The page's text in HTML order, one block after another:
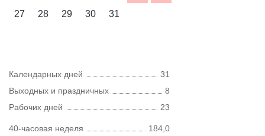
27
28 29 30 31
Календарных дней
31
Выходных и праздничных
8
Рабочих дней
23
40-часовая неделя
184,0